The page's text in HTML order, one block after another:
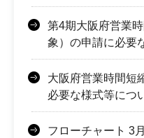
第4期大阪府営業
象）の申請に必要
大阪府営業時間短
必要な様式等につ
フローチャート 3